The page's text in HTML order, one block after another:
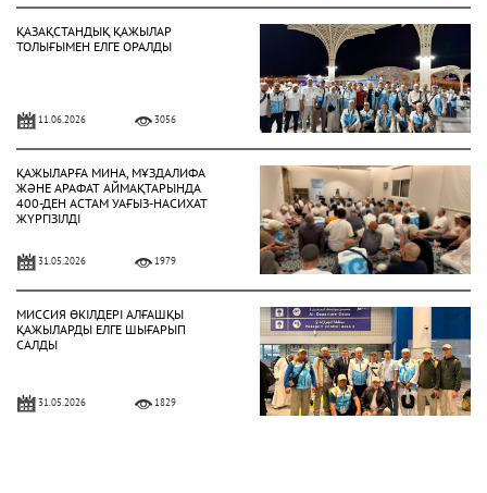
ҚАЗАҚСТАНДЫҚ ҚАЖЫЛАР
ТОЛЫҒЫМЕН ЕЛГЕ ОРАЛДЫ
11.06.2026 3056
ҚАЖЫЛАРҒА МИНА, МҰЗДАЛИФА
ЖӘНЕ АРАФАТ АЙМАҚТАРЫНДА
400-ДЕН АСТАМ УАҒЫЗ-НАСИХАТ
ЖҮРГІЗІЛДІ
31.05.2026 1979
МИССИЯ ӨКІЛДЕРІ АЛҒАШҚЫ
ҚАЖЫЛАРДЫ ЕЛГЕ ШЫҒАРЫП
САЛДЫ
31.05.2026 1829